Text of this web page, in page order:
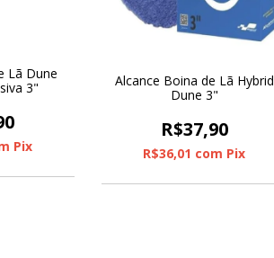
Lã Dune
3"
Pix
Alcance Boina de Lã Hybrid
Dune 3"
R$37,90
R$36,01 com Pix